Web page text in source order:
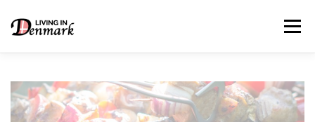
メニュー
LIFE TIPS– 生活便利帳 FOOD – ごはん事情